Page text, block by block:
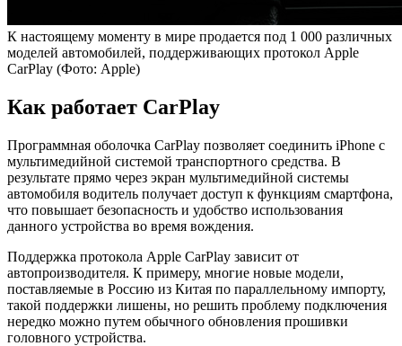
К настоящему моменту в мире продается под 1 000 различных
моделей автомобилей, поддерживающих протокол Apple
CarPlay (Фото: Apple)
Как работает CarPlay
Программная оболочка CarPlay позволяет соединить iPhone с
мультимедийной системой транспортного средства. В
результате прямо через экран мультимедийной системы
автомобиля водитель получает доступ к функциям смартфона,
что повышает безопасность и удобство использования
данного устройства во время вождения.
Поддержка протокола Apple CarPlay зависит от
автопроизводителя. К примеру, многие новые модели,
поставляемые в Россию из Китая по параллельному импорту,
такой поддержки лишены, но решить проблему подключения
нередко можно путем обычного обновления прошивки
головного устройства.